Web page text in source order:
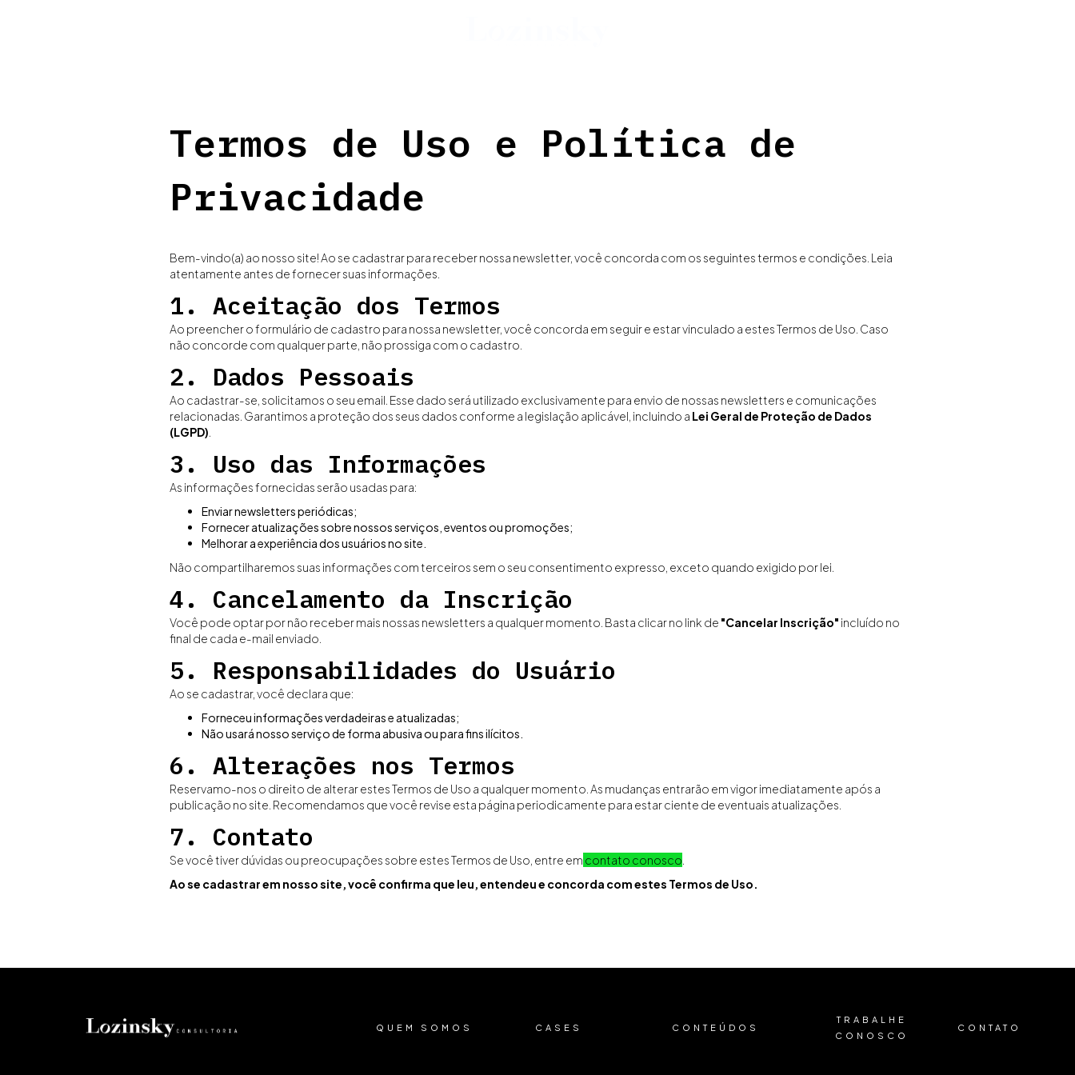
Termos de Uso e Política de
Privacidade
Bem-vindo(a) ao nosso site! Ao se cadastrar para receber nossa newsletter, você concorda com os seguintes termos e condições. Leia
atentamente antes de fornecer suas informações.
1. Aceitação dos Termos
Ao preencher o formulário de cadastro para nossa newsletter, você concorda em seguir e estar vinculado a estes Termos de Uso. Caso
não concorde com qualquer parte, não prossiga com o cadastro.
2. Dados Pessoais
Ao cadastrar-se, solicitamos o seu email. Esse dado será utilizado exclusivamente para envio de nossas newsletters e comunicações
relacionadas. Garantimos a proteção dos seus dados conforme a legislação aplicável, incluindo a Lei Geral de Proteção de Dados
(LGPD).
3. Uso das Informações
As informações fornecidas serão usadas para:
Enviar newsletters periódicas;
Fornecer atualizações sobre nossos serviços, eventos ou promoções;
Melhorar a experiência dos usuários no site.
Não compartilharemos suas informações com terceiros sem o seu consentimento expresso, exceto quando exigido por lei.
4. Cancelamento da Inscrição
Você pode optar por não receber mais nossas newsletters a qualquer momento. Basta clicar no link de "Cancelar Inscrição" incluído no
final de cada e-mail enviado.
5. Responsabilidades do Usuário
Ao se cadastrar, você declara que:
Forneceu informações verdadeiras e atualizadas;
Não usará nosso serviço de forma abusiva ou para fins ilícitos.
6. Alterações nos Termos
Reservamo-nos o direito de alterar estes Termos de Uso a qualquer momento. As mudanças entrarão em vigor imediatamente após a
publicação no site. Recomendamos que você revise esta página periodicamente para estar ciente de eventuais atualizações.
7. Contato
Se você tiver dúvidas ou preocupações sobre estes Termos de Uso, entre em contato conosco.
Ao se cadastrar em nosso site, você confirma que leu, entendeu e concorda com estes Termos de Uso.
QUEM SOMOS CASES CONTEÚDOS
TRABALHE
CONOSCO
CONTATO